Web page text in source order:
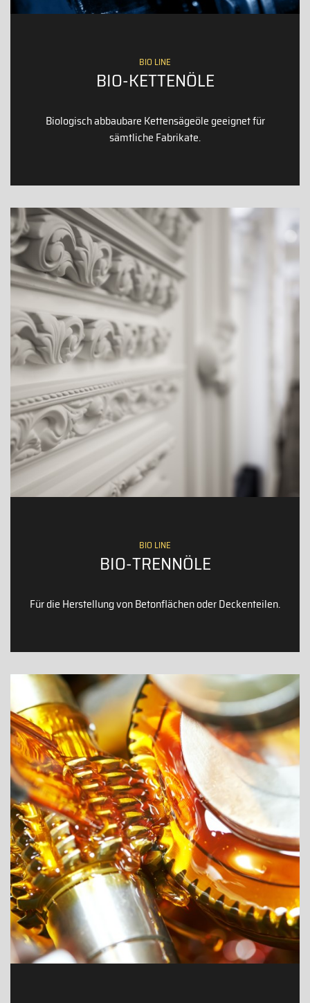
BIO LINE
BIO-KETTENÖLE
Biologisch abbaubare Kettensägeöle geeignet für
sämtliche Fabrikate.
BIO LINE
BIO-TRENNÖLE
Für die Herstellung von Betonflächen oder Deckenteilen.